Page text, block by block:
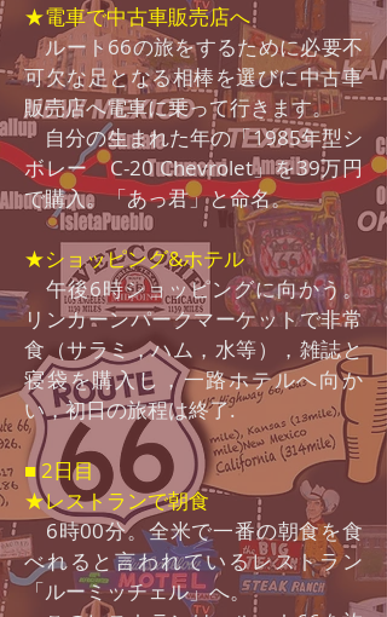
★電車で中古車販売店へ
ルート66の旅をするために必要不
可欠な足となる相棒を選びに中古車
販売店へ電車に乗って行きます。
自分の生まれた年の「1985年型シ
ボレー C-20 Chevrolet」を39万円
で購入。「あっ君」と命名。
★ショッピング&ホテル
午後6時ショッピングに向かう。
リンカーンパークマーケットで非常
食（サラミ，ハム，水等），雑誌と
寝袋を購入し，一路ホテルへ向か
い，初日の旅程は終了.
■ 2日目
★レストランで朝食
6時00分。全米で一番の朝食を食
べれると言われているレストラン
「ルーミッチェル」へ。